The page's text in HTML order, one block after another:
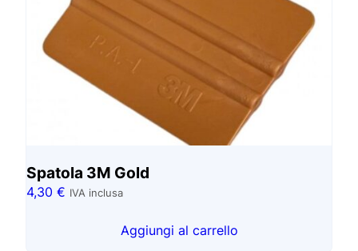
Spatola 3M Gold
4,30 € IVA inclusa
Aggiungi al carrello